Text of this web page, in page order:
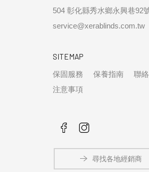
504 彰化縣秀水鄉永興巷92
service@xerablinds.com.tw
SITEMAP
保固服務 保養指南
聯
注意事項
尋找各地經銷商